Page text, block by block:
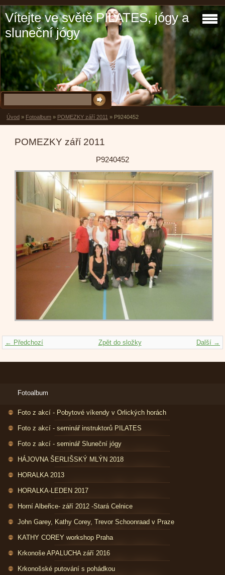
Vítejte ve světě PILATES, jógy a
sluneční jógy
Úvod » Fotoalbum » POMEZKY září 2011 » P9240452
POMEZKY září 2011
P9240452
← Předchozí Další →
Zpět do složky
Fotoalbum
Foto z akcí - Pobytové víkendy v Orlických horách
Foto z akcí - seminář instruktorů PILATES
Foto z akcí - seminář Sluneční jógy
HÁJOVNA ŠERLIŠSKÝ MLÝN 2018
HORALKA 2013
HORALKA-LEDEN 2017
Horní Albeřice- září 2012 -Stará Celnice
John Garey, Kathy Corey, Trevor Schoonraad v Praze
KATHY COREY workshop Praha
Krkonoše APALUCHA září 2016
Krkonošské putování s pohádkou